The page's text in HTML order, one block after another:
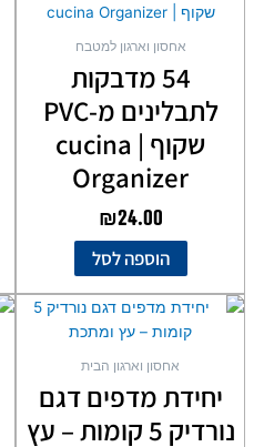
אחסון וארגון למטבח
54 מדבקות
לתבלינים מ-PVC
שקוף | cucina
Organizer
₪24.00
הוספה לסל
אחסון וארגון הבית
יחידת מדפים דגם
נורדיק 5 קומות – עץ
למוצר
סוגים.
ניתן